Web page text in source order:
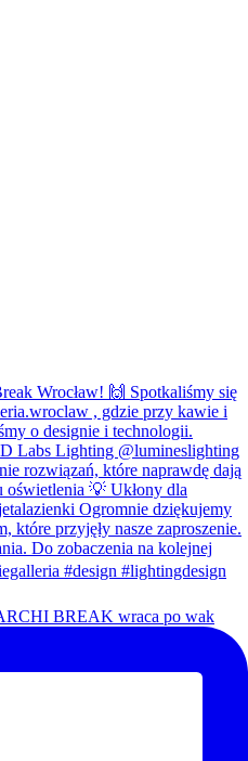
BREAK wraca po wak